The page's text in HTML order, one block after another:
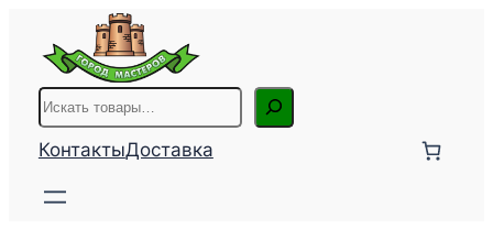
содержимому
Поиск
КонтактыДоставка